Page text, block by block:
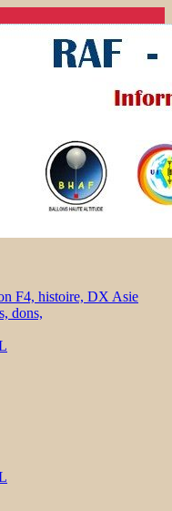
F4, histoire, DX Asie
dons,